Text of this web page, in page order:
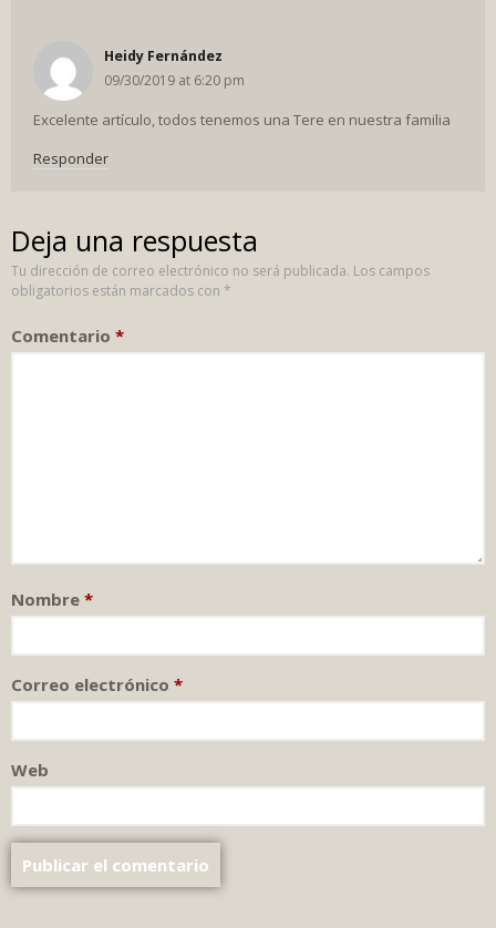
Heidy Fernández
09/30/2019 at 6:20 pm
Excelente artículo, todos tenemos una Tere en nuestra familia
Responder
Deja una respuesta
Tu dirección de correo electrónico no será publicada. Los campos
obligatorios están marcados con *
Comentario *
Nombre *
Correo electrónico *
Web